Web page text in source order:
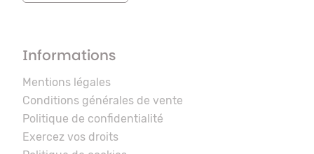
Informations
Mentions légales
Conditions générales de vente
Politique de confidentialité
Exercez vos droits